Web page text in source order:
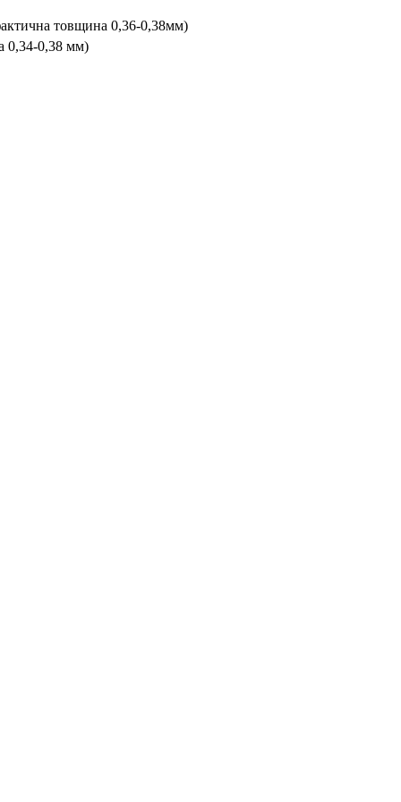
товщина 0,36-0,38мм)
0,34-0,38 мм)